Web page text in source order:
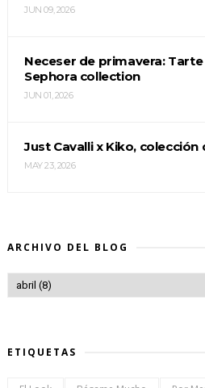
JUN 09, 2026
Neceser de primavera:
Sephora collection
JUN 01, 2026
Just Cavalli x Kiko, colección
MAY 23, 2026
ARCHIVO DEL BLOG
ETIQUETAS